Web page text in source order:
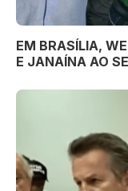
EM BRASÍLIA,
E JANAÍNA AO